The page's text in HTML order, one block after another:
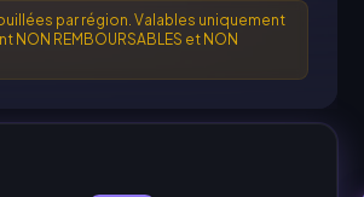
par région. Valables uniquement
REMBOURSABLES et NON